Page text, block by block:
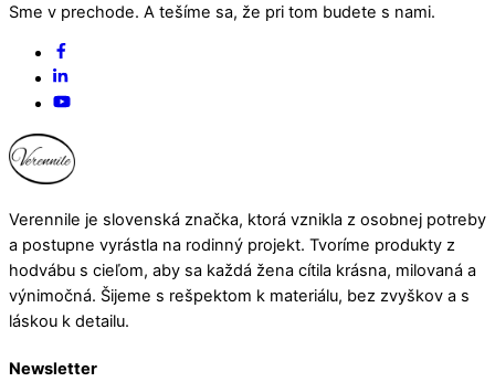
Sme v prechode. A tešíme sa, že pri tom budete s nami.
Back
Top
Linked
InYouTube
Verennile je slovenská značka, ktorá vznikla z osobnej potreby
a postupne vyrástla na rodinný projekt. Tvoríme produkty z
hodvábu s cieľom, aby sa každá žena cítila krásna, milovaná a
výnimočná. Šijeme s rešpektom k materiálu, bez zvyškov a s
láskou k detailu.
Newsletter